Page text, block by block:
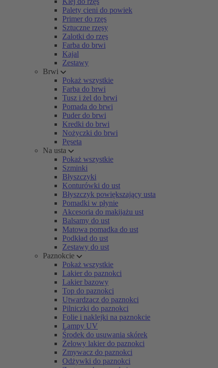
Palety cieni do powiek
Primer do rzęs
Sztuczne rzęsy
Zalotki do rzęs
Farba do brwi
Kajal
Zestawy
Brwi
Pokaż wszystkie
Farba do brwi
Tusz i żel do brwi
Pomada do brwi
Puder do brwi
Kredki do brwi
Nożyczki do brwi
Pęseta
Na usta
Pokaż wszystkie
Szminki
Błyszczyki
Konturówki do ust
Błyszczyk powiększający usta
Pomadki w płynie
Akcesoria do makijażu ust
Balsamy do ust
Matowa pomadka do ust
Podkład do ust
Zestawy do ust
Paznokcie
Pokaż wszystkie
Lakier do paznokci
Lakier bazowy
Top do paznokci
Utwardzacz do paznokci
Pilniczki do paznokci
Folie i naklejki na paznokcie
Lampy UV
Środek do usuwania skórek
Żelowy lakier do paznokci
Zmywacz do paznokci
Odżywki do paznokci